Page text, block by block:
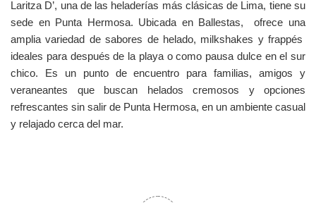
Laritza D’, una de las heladerías más clásicas de Lima, tiene su
sede en Punta Hermosa. Ubicada en Ballestas, ofrece una
amplia variedad de sabores de helado, milkshakes y frappés
ideales para después de la playa o como pausa dulce en el sur
chico. Es un punto de encuentro para familias, amigos y
veraneantes que buscan helados cremosos y opciones
refrescantes sin salir de Punta Hermosa, en un ambiente casual
y relajado cerca del mar.